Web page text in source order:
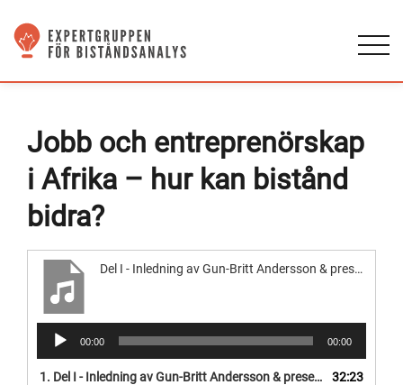
Jobb och entreprenörskap
i Afrika – hur kan bistånd
bidra?
Del I - Inledning av Gun-Britt Andersson & presentation av Kjetils Bjorvatn
Ljudspelare
00:00 00:00
1. Del I - Inledning av Gun-Britt Andersson & presentation av Kjetils Bjorvatn
32:23